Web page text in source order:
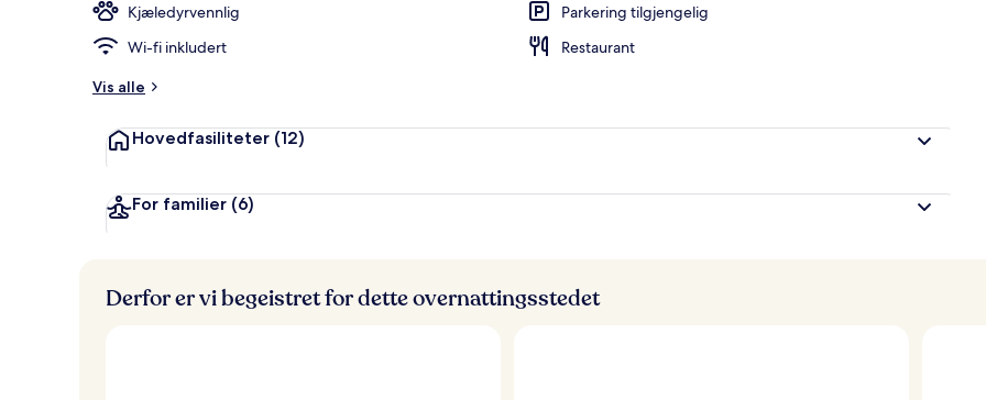
Kjæledyrvennlig
Parkering tilgjengelig
Wi-fi inkludert
Restaurant
Vis alle
Hovedfasiliteter (12)
For familier (6)
Derfor er vi begeistret for dette overnattingsstedet